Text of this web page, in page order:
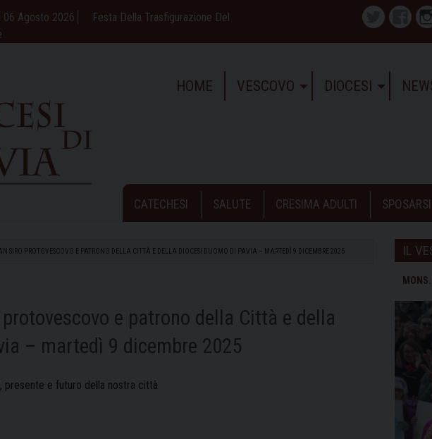
06 Agosto 2026
Festa Della Trasfigurazione Del
Twitter
HOME VESCOVO DIOCESI
CATECHESI SALUTE CRESIMA ADULTI SPOSARSI
SIRO PROTOVESCOVO E PATRONO DELLA CITTÀ E DELLA DIOCESI DUOMO DI PAVIA – MARTEDÌ 9 DICEMBRE 2025
e patrono della Città e della
– martedì 9 dicembre 2025
presente e futuro della nostra città
IL